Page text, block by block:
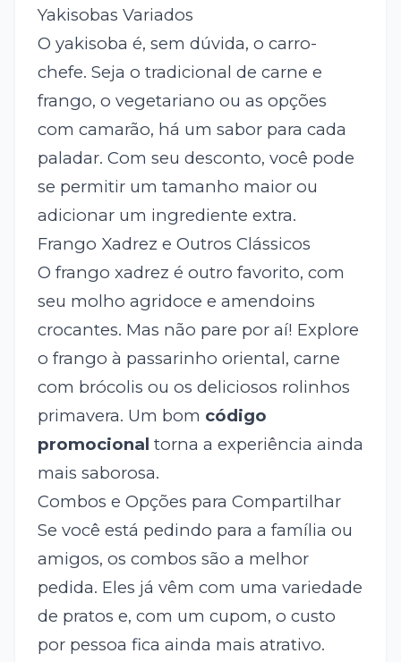
Yakisobas Variados
O yakisoba é, sem dúvida, o carro-
chefe. Seja o tradicional de carne e
frango, o vegetariano ou as opções
com camarão, há um sabor para cada
paladar. Com seu desconto, você pode
se permitir um tamanho maior ou
adicionar um ingrediente extra.
Frango Xadrez e Outros Clássicos
O frango xadrez é outro favorito, com
seu molho agridoce e amendoins
crocantes. Mas não pare por aí! Explore
o frango à passarinho oriental, carne
com brócolis ou os deliciosos rolinhos
primavera. Um bom código
promocional torna a experiência ainda
mais saborosa.
Combos e Opções para Compartilhar
Se você está pedindo para a família ou
amigos, os combos são a melhor
pedida. Eles já vêm com uma variedade
de pratos e, com um cupom, o custo
por pessoa fica ainda mais atrativo.